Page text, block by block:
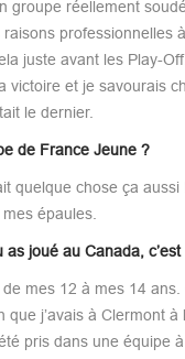
groupe réellement
professionnelles
juste avant les Play-
victoire et je savourais
le dernier.
de France Jeune ?
quelque chose ça aussi
épaules.
as joué au Canada,
mes 12 à mes 14 ans.
que j’avais à Clermont à
pris dans une équipe